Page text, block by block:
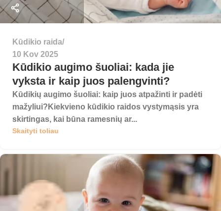
Kūdikio raida
10 Kov 2025
Kūdikio augimo šuoliai: kada jie
vyksta ir kaip juos palengvinti?
Kūdikių augimo šuoliai: kaip juos atpažinti ir padėti
mažyliui?Kiekvieno kūdikio raidos vystymąsis yra
skirtingas, kai būna ramesnių ar...
Skaityti toliau